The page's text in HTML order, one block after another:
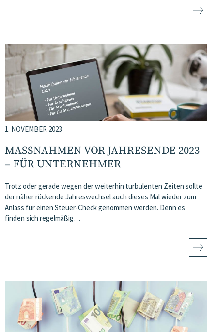
1. NOVEMBER 2023
MASSNAHMEN VOR JAHRESENDE 2023 –
FÜR UNTERNEHMER
Trotz oder gerade wegen der weiterhin turbulenten Zeiten sollte
der näher rückende Jahreswechsel auch dieses Mal wieder zum
Anlass für einen Steuer-Check genommen werden. Denn es
finden sich regelmäßig…